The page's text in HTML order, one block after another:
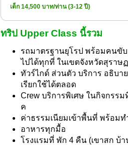
เด็ก 14,500 บาท/ท่าน (3-12 ปี)
ทริป Upper Class นี้รวม
รถมาตรฐานยุโรป พร้อมคนขับ
ไปได้ทุกที่ ในเขตจังหวัดสุราษ
ทัวร์ไกด์ ส่วนตัว บริการ อธิบา
เรียกใช้ได้ตลอด
Crew บริการพิเศษ ในกิจกรร
ค
ค่าธรรมเนียมเข้าพื้นที่ พร้อม
อาหารทุกมื้อ
โรงแรมที่ พัก 4 คืน (เขาสก บ้